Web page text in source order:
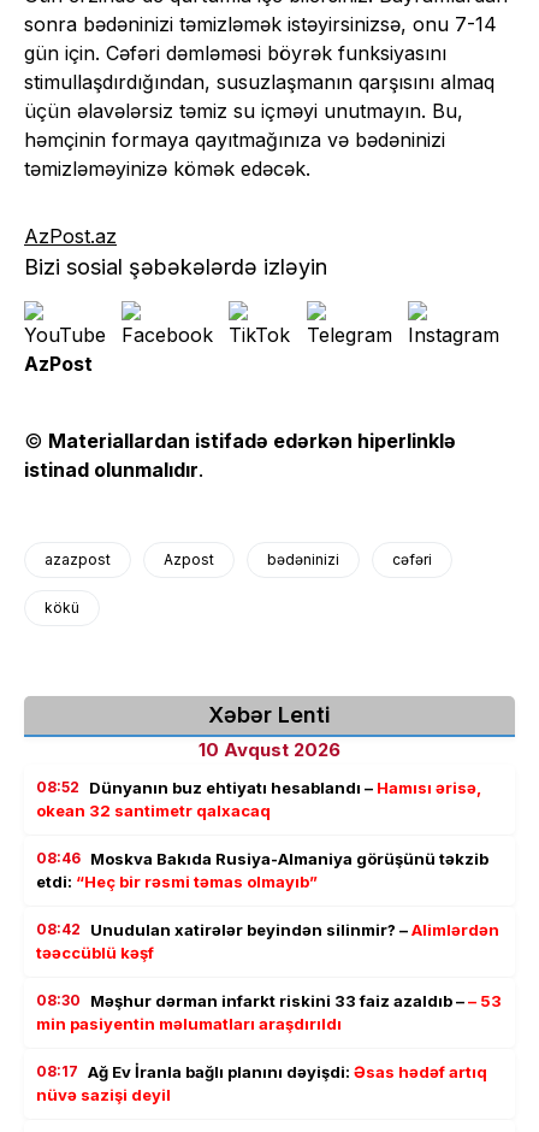
sonra bədəninizi təmizləmək istəyirsinizsə, onu 7-14
gün için. Cəfəri dəmləməsi böyrək funksiyasını
stimullaşdırdığından, susuzlaşmanın qarşısını almaq
üçün əlavələrsiz təmiz su içməyi unutmayın. Bu,
həmçinin formaya qayıtmağınıza və bədəninizi
təmizləməyinizə kömək edəcək.
AzPost.az
Bizi sosial şəbəkələrdə izləyin
AzPost
© Materiallardan istifadə edərkən hiperlinklə
istinad olunmalıdır.
azazpost Azpost bədəninizi cəfəri
kökü
Xəbər Lenti
10 Avqust 2026
08:52 Dünyanın buz ehtiyatı hesablandı – Hamısı ərisə,
okean 32 santimetr qalxacaq
08:46 Moskva Bakıda Rusiya-Almaniya görüşünü təkzib
etdi: “Heç bir rəsmi təmas olmayıb”
08:42 Unudulan xatirələr beyindən silinmir? –Alimlərdən
təəccüblü kəşf
08:30 Məşhur dərman infarkt riskini 33 faiz azaldıb –– 53
min pasiyentin məlumatları araşdırıldı
08:17 Ağ Ev İranla bağlı planını dəyişdi: Əsas hədəf artıq
nüvə sazişi deyil